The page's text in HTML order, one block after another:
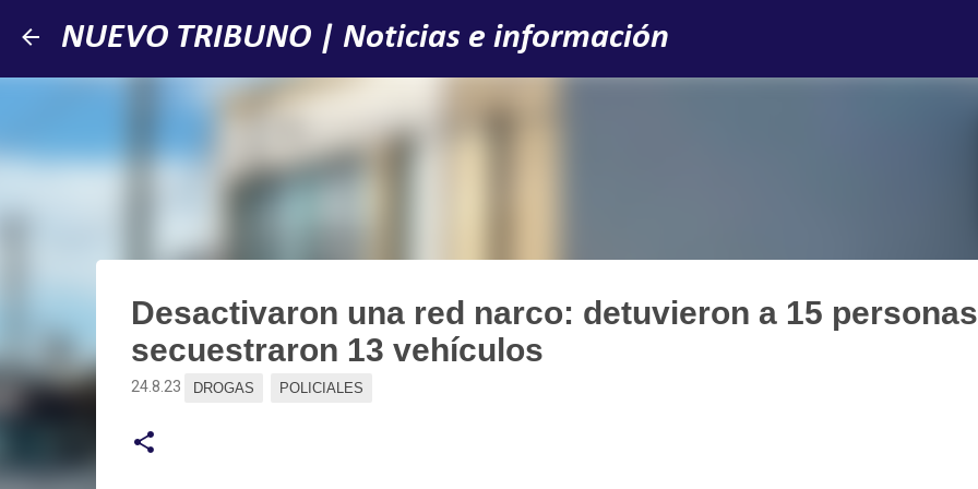
Ir al contenido principal
NUEVO TRIBUNO | Noticias e información
Desactivaron una red narco: detuvieron a 15
secuestraron 13 vehículos
24.8.23 DROGAS POLICIALES